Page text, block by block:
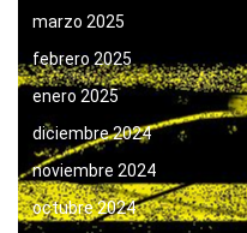
marzo 2025
febrero 2025
enero 2025
diciembre 2024
noviembre 2024
octubre 2024